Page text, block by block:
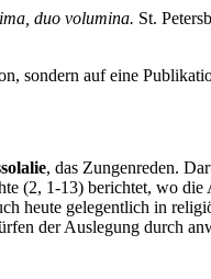
duo volumina. St.
sondern auf eine
, das Zungenreden.
(2, 1-13) berichtet, wo
heute gelegentlich in
der Auslegung durch